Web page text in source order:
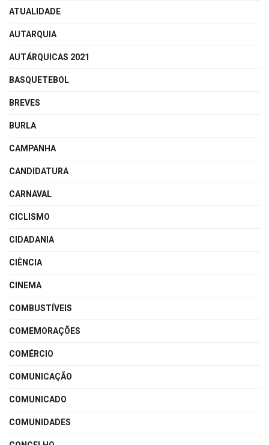
ATUALIDADE
AUTARQUIA
AUTÁRQUICAS 2021
BASQUETEBOL
BREVES
BURLA
CAMPANHA
CANDIDATURA
CARNAVAL
CICLISMO
CIDADANIA
CIÊNCIA
CINEMA
COMBUSTÍVEIS
COMEMORAÇÕES
COMÉRCIO
COMUNICAÇÃO
COMUNICADO
COMUNIDADES